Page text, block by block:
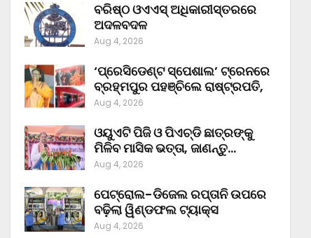
ବରିଷ୍ଠ ଓଏଏସ୍‌ ଅଧିକାରୀସ୍ତରରେ
ଅଦଳବଦଳ
Aug 4, 2026
‘ପ୍ରେସିଡେଣ୍ଟ ସ୍ପେଶାଲ’ ଟ୍ରେନରେ
ବ୍ରହ୍ମପୁର ପହଞ୍ଚିଲେ ରାଷ୍ଟ୍ରପତି,
Aug 4, 2026
ଓୟୁଏଟି ପିଜି ଓ ପିଏଚ୍‌ଡି ଛାତ୍ରଙ୍କୁ
ମିଳିବ ମାସିକ ଭତ୍ତା, ଜାଣନ୍ତୁ…
Aug 4, 2026
ପେଟ୍ରୋଲ-ଡିଜେଲ ରପ୍ତାନି ଉପରେ
ବଢ଼ିଲା ୱିଣ୍ଡଫଲ ଟ୍ୟାକ୍ସ
Aug 4, 2026